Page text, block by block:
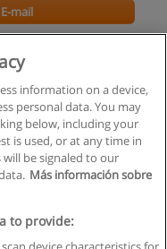
mail
mail
information on a device,
personal data. You may
below, including your
is used, or at any time in
will be signaled to our
Más información sobre
to provide: